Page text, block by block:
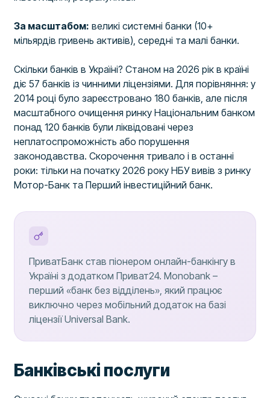
За масштабом: великі системні банки (10+
мільярдів гривень активів), середні та малі банки.
Скільки банків в Україні? Станом на 2026 рік в країні
діє 57 банків із чинними ліцензіями. Для порівняння: у
2014 році було зареєстровано 180 банків, але після
масштабного очищення ринку Національним банком
понад 120 банків були ліквідовані через
неплатоспроможність або порушення
законодавства. Скорочення тривало і в останні
роки: тільки на початку 2026 року НБУ вивів з ринку
Мотор-Банк та Перший інвестиційний банк.
ПриватБанк став піонером онлайн-банкінгу в
Україні з додатком Приват24. Monobank –
перший «банк без відділень», який працює
виключно через мобільний додаток на базі
ліцензії Universal Bank.
Банківські послуги